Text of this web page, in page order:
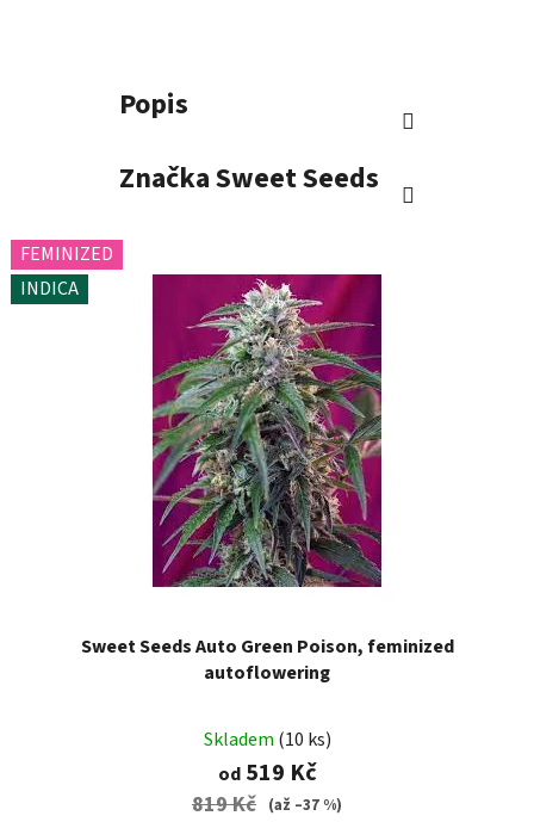
Popis
ZnačkaSweet Seeds
FEMINIZED
INDICA
Sweet Seeds Auto Green Poison, feminized
autoflowering
Skladem (10 ks)
od519 Kč
819 Kč (až –37 %)